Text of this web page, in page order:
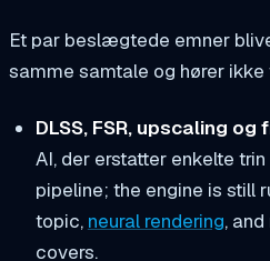
Et par beslægtede emner
samme samtale og hører ikke
DLSS, FSR, upscaling
AI, der erstatter enkelte trin
pipeline; the engine is still
topic, neural rendering,
covers.